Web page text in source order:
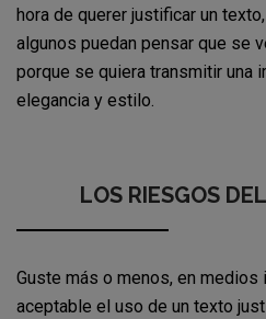
hora de querer justificar un
algunos puedan pensar que se
porque se quiera transmitir una
elegancia y estilo.
LOS RIESGOS
Guste más o menos, en
aceptable el uso de un texto